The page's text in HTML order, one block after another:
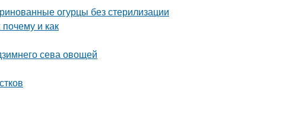
огурцы без стерилизации
и как
сева овощей